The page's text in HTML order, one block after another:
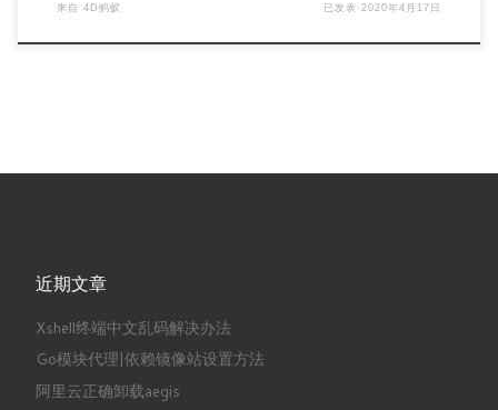
来自 4D蚂蚁 已发表2020年4月17日
近期文章
Xshell终端中文乱码解决办法
Go模块代理|依赖镜像站设置方法
阿里云正确卸载aegis